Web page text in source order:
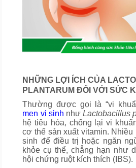
NHỮNG LỢI ÍCH CỦA
PLANTARUM ĐỐI VỚI SỨC
Thường được gọi là “vi
men vi sinh nhưLactobacillus
hệ tiêu hóa, chống lại vi
cơ thể sản xuất vitamin.
sinh để điều trị hoặc ngăn
khỏe cụ thể, chẳng hạn như
hội chứng ruột kích thích (IBS).